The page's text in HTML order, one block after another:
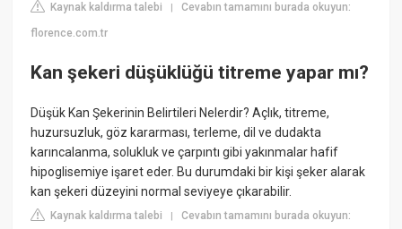
Kaynak kaldırma talebi |Cevabın tamamını burada okuyun:
florence.com.tr
Kan şekeri düşüklüğü titreme yapar mı?
Düşük Kan Şekerinin Belirtileri Nelerdir? Açlık, titreme,
huzursuzluk, göz kararması, terleme, dil ve dudakta
karıncalanma, solukluk ve çarpıntı gibi yakınmalar hafif
hipoglisemiye işaret eder. Bu durumdaki bir kişi şeker alarak
kan şekeri düzeyini normal seviyeye çıkarabilir.
Kaynak kaldırma talebi |Cevabın tamamını burada okuyun: